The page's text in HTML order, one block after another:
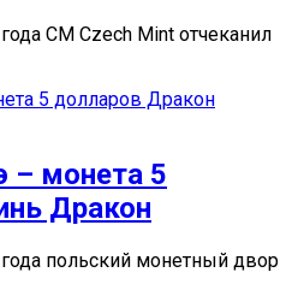
CM Czech Mint отчеканил
– монета 5
Дракон
польский монетный двор